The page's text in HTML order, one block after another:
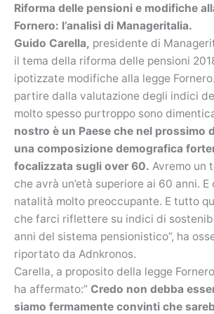
Riforma delle pensioni e modifiche
Fornero: l’analisi di Manageritalia.
Guido Carella, presidente di
il tema della riforma delle pensioni
ipotizzate modifiche alla legge
partire dalla valutazione degli indici
molto spesso purtroppo sono
nostro è un Paese che nel prossimo
una composizione demografica
focalizzata sugli over 60. Avremo un
che avrà un’età superiore ai 60 anni. E
natalità molto preoccupante. E tutto
che farci riflettere su indici di
anni del sistema pensionistico”, ha
riportato da Adnkronos.
Carella, a proposito della legge
ha affermato:” Credo non debba
siamo fermamente convinti che